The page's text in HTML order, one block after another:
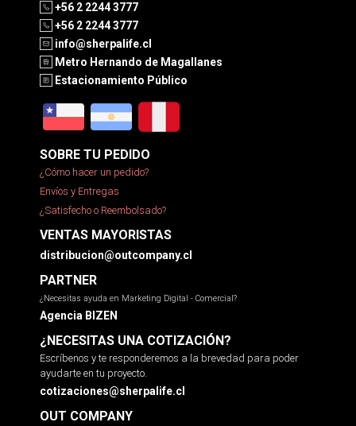
+56 2 2244 3777
+56 2 2244 3777
info@sherpalife.cl
Metro Hernando de Magallanes
Estacionamiento Público
SOBRE TU PEDIDO
¿Cómo hacer un pedido?
Envíos y Entregas
¿Satisfecho o Reembolsado?
VENTAS MAYORISTAS
distribucion@outcompany.cl
PARTNER
¿Necesitas ayuda en Marketing Digital - Comercial?
Agencia BIZEN
¿NECESITAS UNA COTIZACIÓN?
Escríbenos y te responderemos a la brevedad para poder
ayudarte en tu proyecto.
cotizaciones@sherpalife.cl
OUT COMPANY